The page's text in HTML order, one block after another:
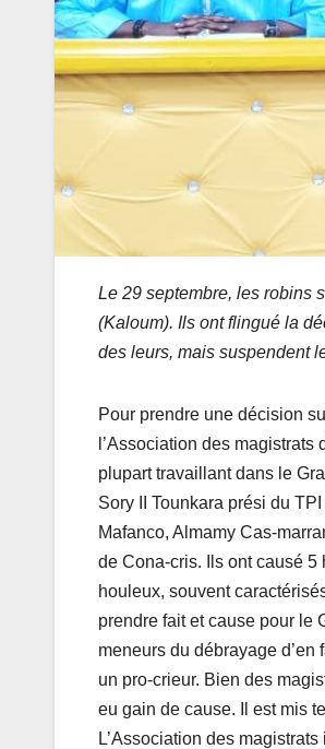
Le 29 septembre, les robins
(Kaloum). Ils ont flingué la
des leurs, mais suspendent
Pour prendre une décision
l’Association des
plupart travaillant dans le
Sory II Tounkara prési du
Mafanco, Almamy Cas-
de Cona-cris. Ils ont causé
houleux, souvent
prendre fait et cause pour le
meneurs du débrayage
un pro-crieur. Bien des
eu gain de cause. Il est mis
L’Association des